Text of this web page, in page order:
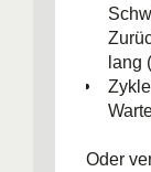
lang
Oder